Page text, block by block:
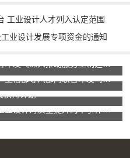
工业设计人才列入认定范围
业设计发展专项资金的通知